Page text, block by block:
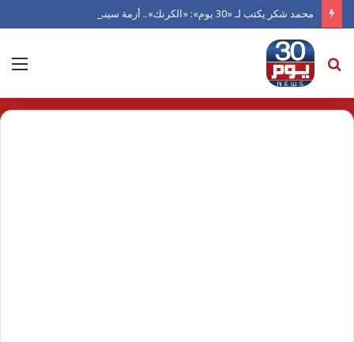
محمد شكر يكتب لـ «30 يوم»: «الكرنك».. أزمة سينما أتلفها الهوى
بحث
عن